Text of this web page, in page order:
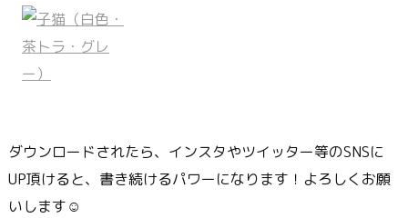
ダウンロードされたら、インスタやツイッター等のSNSに
UP頂けると、書き続けるパワーになります！よろしくお願
いします☺